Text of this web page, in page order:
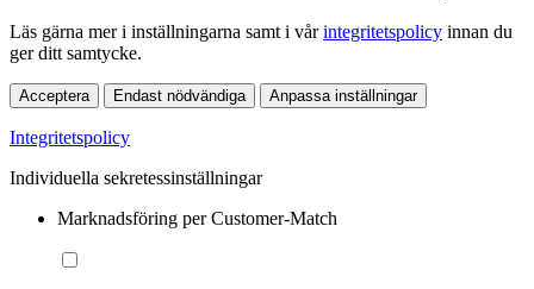
Läs gärna mer i inställningarna samt i vårintegritetspolicy innan du
ger ditt samtycke.
Acceptera Endast nödvändiga Anpassa inställningar
Integritetspolicy
Individuella sekretessinställningar
Marknadsföring per Customer-Match